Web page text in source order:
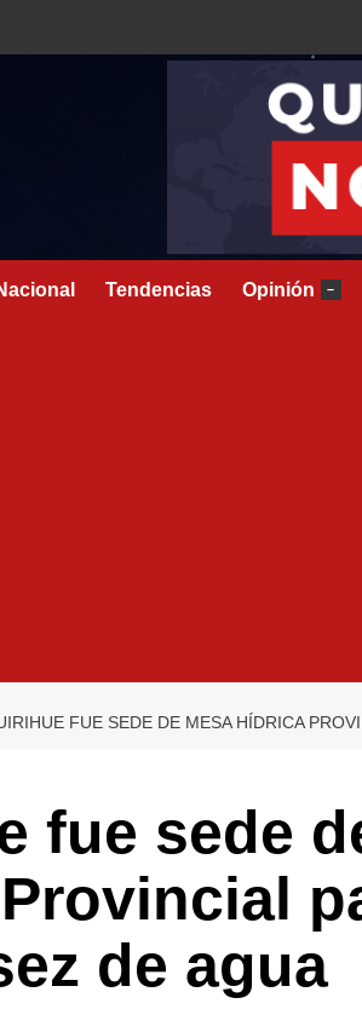
Tendencias Opinión –
FUE SEDE DE MESA HÍDRICA
fue sede
de agua